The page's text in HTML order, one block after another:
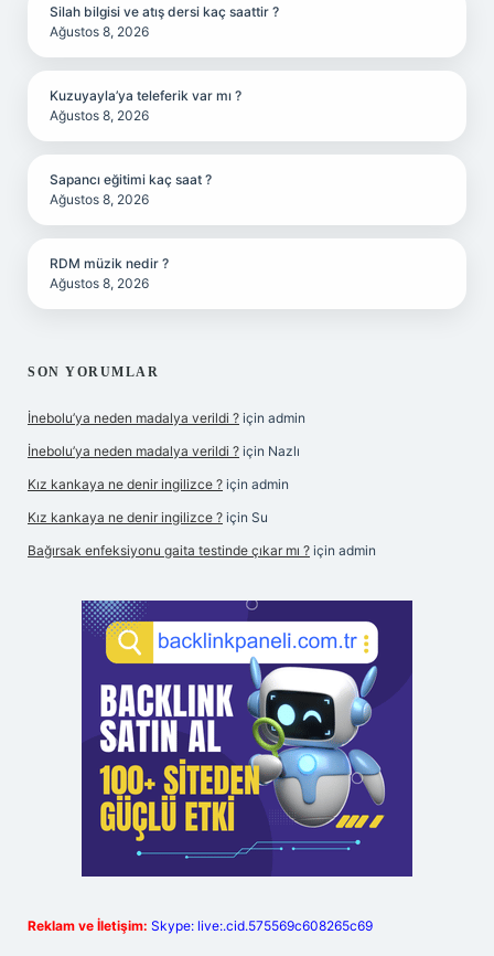
Silah bilgisi ve atış dersi kaç saattir ?
Ağustos 8, 2026
Kuzuyayla’ya teleferik var mı ?
Ağustos 8, 2026
Sapancı eğitimi kaç saat ?
Ağustos 8, 2026
RDM müzik nedir ?
Ağustos 8, 2026
SON YORUMLAR
İnebolu’ya neden madalya verildi ? için admin
İnebolu’ya neden madalya verildi ? için Nazlı
Kız kankaya ne denir ingilizce ? için admin
Kız kankaya ne denir ingilizce ? için Su
Bağırsak enfeksiyonu gaita testinde çıkar mı ? için admin
Reklam ve İletişim: Skype: live:.cid.575569c608265c69